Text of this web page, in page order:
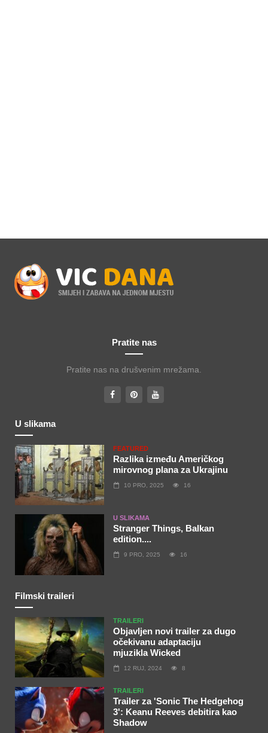
Pratite nas
Pratite nas na drušvenim mrežama.
U slikama
FEATURED
Razlika između Američkog
mirovnog plana za Ukrajinu
10 PRO, 2025 16
U SLIKAMA
Stranger Things, Balkan
edition....
9 PRO, 2025 16
Filmski traileri
TRAILERI
Objavljen novi trailer za dugo
očekivanu adaptaciju
mjuzikla Wicked
12 RUJ, 2024 8
TRAILERI
Trailer za 'Sonic The Hedgehog
3': Keanu Reeves debitira kao
Shadow